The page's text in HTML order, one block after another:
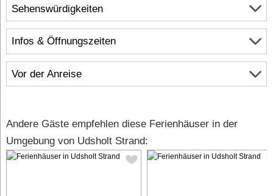
Infos & Öffnungszeiten
Vor der Anreise
Sehenswürdigkeiten
Andere Gäste empfehlen diese Ferienhäuser in der
Umgebung von Udsholt Strand: